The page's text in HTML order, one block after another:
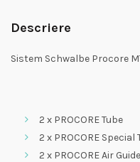
Descriere
Sistem Schwalbe Procore
2 x PROCORE Tube
2 x PROCORE Special
2 x PROCORE Air Guide